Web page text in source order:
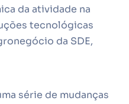
da atividade na
tecnológicas
da SDE,
série de mudanças